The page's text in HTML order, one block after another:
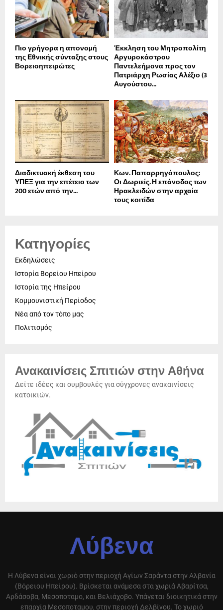
Πιο γρήγορα η απονοµή
της Εθνικής σύνταξης στους
Βορειοηπειρώτες
Έκκληση του Μητροπολίτη
Αργυροκάστρου
Παντελεήμονα προς τον
Πατριάρχη Ρωσίας Αλέξιο (3
Αυγούστου...
Διαδικτυακή έκθεση του
ΥΠΕΞ για την επέτειο των
200 ετών από την...
Κων. Παπαρρηγόπουλος:
Οι Δωριείς. Η επάνοδος των
Ηρακλειδών στην αρχαία
τους κοιτίδα
Κατηγορίες
Εκδηλώσεις
Ιστορία Βορείου Ηπείρου
Ιστορία της Ηπείρου
Κομμουνιστική Περίοδος
Νέα από τον τόπο μας
Πολιτισμός
Ανακαινίσεις Σπιτιών στην Αθήνα
Δείτε ιδέες και συμβουλές για σύγχρονες ανακαινίσεις
κατοικιών.
Λύβενα
Η Λύβενα είναι χωριό στην περιοχή Αγίων Σαράντα στην Αλβανία
(Βόρειου Ηπείρου). Βρίσκεται ανάμεσα στα χωριά Αβαρίτσα,
Αρδάσοβα, Μεσοποταμο, και Βελιάχοβο. Υπάγεται διοικητικά στην
επαρχία Μεσοποταμου, στην περιοχή Δελβίνου. Το χωριό